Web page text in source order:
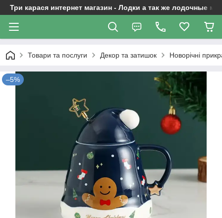
Три карася интернет магазин - Лодки а так же лодочные
Товари та послуги Декор та затишок Новорічні
–5%